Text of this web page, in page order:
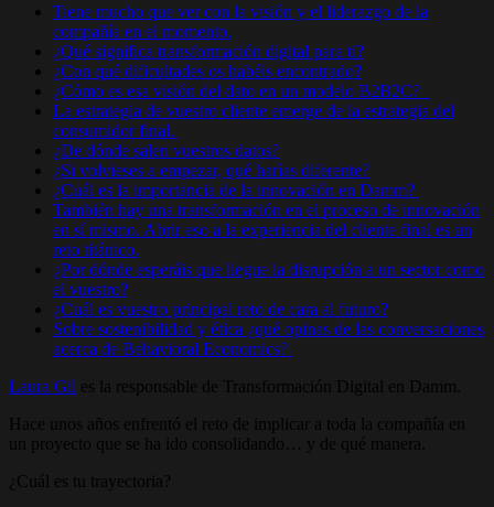
Tiene mucho que ver con la visión y el liderazgo de la
compañía en el momento.
¿Qué significa transformación digital para ti?
¿Con qué dificultades os habéis encontrado?
¿Cómo es esa visión del dato en un modelo B2B2C?
La estrategia de vuestro cliente emerge de la estrategia del
consumidor final.
¿De dónde salen vuestros datos?
¿Si volvieses a empezar, qué harías diferente?
¿Cuál es la importancia de la innovación en Damm?
También hay una transformación en el proceso de innovación
en sí mismo. Abrir eso a la experiencia del cliente final es un
reto titánico.
¿Por dónde esperáis que llegue la disrupción a un sector como
el vuestro?
¿Cuál es vuestro principal reto de cara al futuro?
Sobre sostenibilidad y ética ¿qué opinas de las conversaciones
acerca de Behavioral Economics?
Laura Gil es la responsable de Transformación Digital en Damm.
Hace unos años enfrentó el reto de implicar a toda la compañía en
un proyecto que se ha ido consolidando… y de qué manera.
¿Cuál es tu trayectoria?